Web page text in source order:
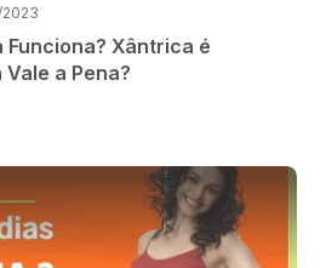
Funciona? Xântrica é
a Pena?